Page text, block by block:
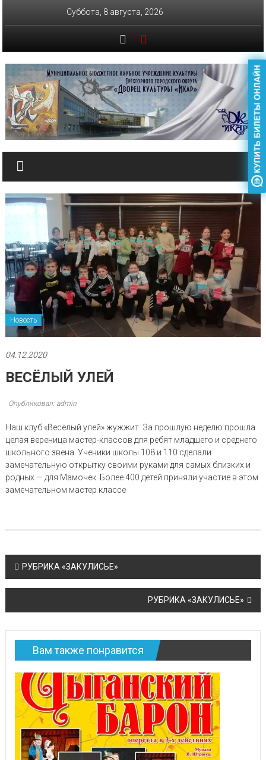
Суббота, 8 августа, 2026
ДК
ИКАР
Новость
04.12.2020
ВЕСЁЛЫЙ УЛЕЙ
Опубликовал: admin
Наш клуб «Весёлый улей» жужжит. За прошлую неделю прошла
целая вереница мастер-классов для ребят младшего и среднего
школьного звена. Ученики школы 108 и 110 сделали
замечательную открытку своими руками для самых близких и
родных — для Мамочек. Более 400 детей приняли участие в этом
замечательном мастер классе
Навигация
по
записям
РУБРИКА «ЗАКУЛИСЬЕ»
РУБРИКА «ЗАКУЛИСЬЕ»
Вам также понравится